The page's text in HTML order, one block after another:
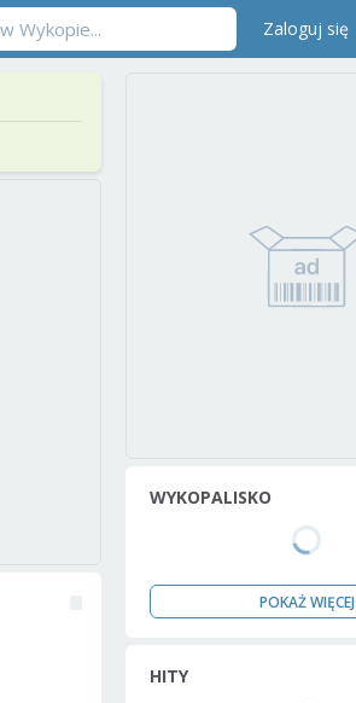
Zaloguj się
WYKOPALISKO
POKAŻ WIĘCEJ
HITY